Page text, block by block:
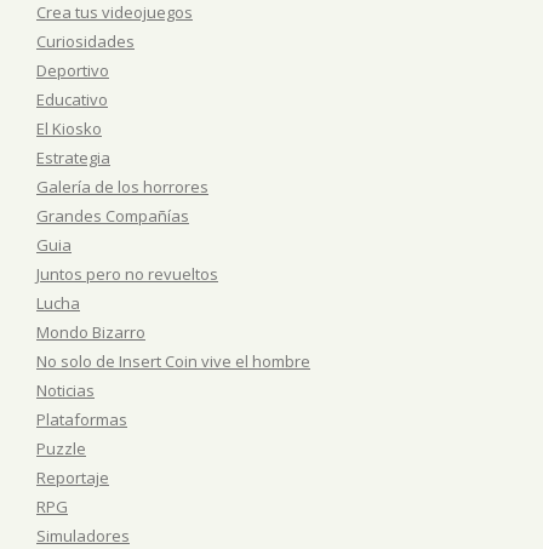
Crea tus videojuegos
Curiosidades
Deportivo
Educativo
El Kiosko
Estrategia
Galería de los horrores
Grandes Compañías
Guia
Juntos pero no revueltos
Lucha
Mondo Bizarro
No solo de Insert Coin vive el hombre
Noticias
Plataformas
Puzzle
Reportaje
RPG
Simuladores